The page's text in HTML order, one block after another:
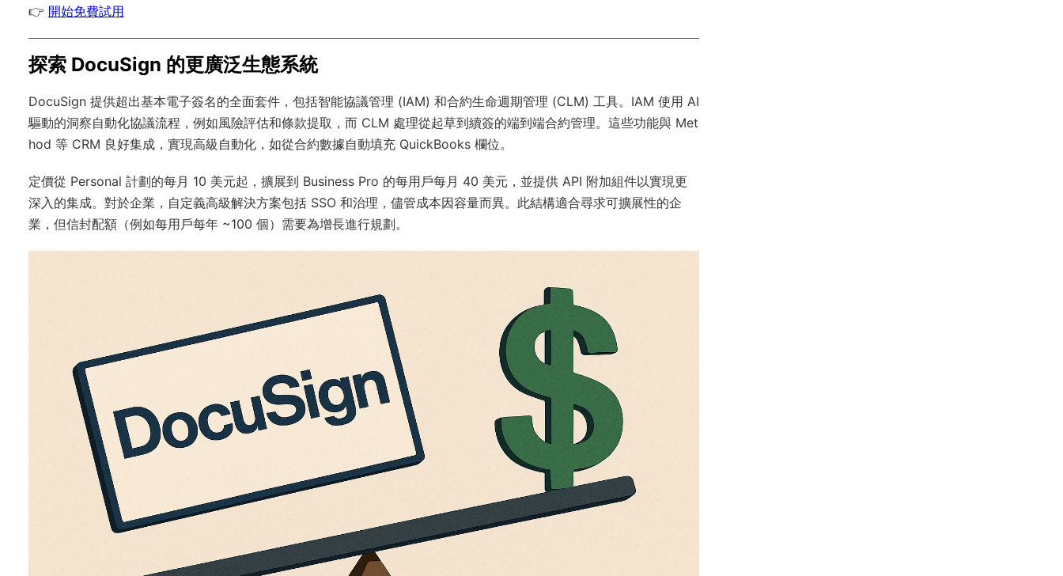
👉 開始免費試用
探索 DocuSign 的更廣泛生態系統
DocuSign 提供超出基本電子簽名的全面套件，包括智能協議管理 (IAM) 和合約生命週期管理 (CLM) 工具。IAM 使用 AI
驅動的洞察自動化協議流程，例如風險評估和條款提取，而 CLM 處理從起草到續簽的端到端合約管理。這些功能與 Met
hod 等 CRM 良好集成，實現高級自動化，如從合約數據自動填充 QuickBooks 欄位。
定價從 Personal 計劃的每月 10 美元起，擴展到 Business Pro 的每用戶每月 40 美元，並提供 API 附加組件以實現更
深入的集成。對於企業，自定義高級解決方案包括 SSO 和治理，儘管成本因容量而異。此結構適合尋求可擴展性的企
業，但信封配額（例如每用戶每年 ~100 個）需要為增長進行規劃。